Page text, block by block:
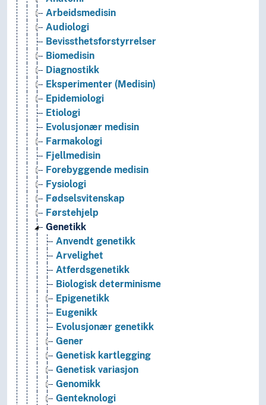
Arbeidsmedisin
Audiologi
Bevissthetsforstyrrelser
Biomedisin
Diagnostikk
Eksperimenter (Medisin)
Epidemiologi
Etiologi
Evolusjonær medisin
Farmakologi
Fjellmedisin
Forebyggende medisin
Fysiologi
Fødselsvitenskap
Førstehjelp
Genetikk
Anvendt genetikk
Arvelighet
Atferdsgenetikk
Biologisk determinisme
Epigenetikk
Eugenikk
Evolusjonær genetikk
Gener
Genetisk kartlegging
Genetisk variasjon
Genomikk
Genteknologi